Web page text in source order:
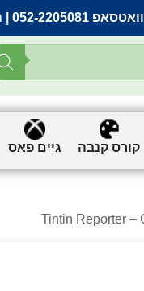
וואטסאפ 052-2205081
קורס קנבה גיים פאס